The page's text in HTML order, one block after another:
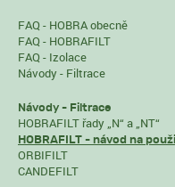
FAQ - HOBRA obecně
FAQ - HOBRAFILT
FAQ - Izolace
Návody - Filtrace
Návody - Filtrace
HOBRAFILT řady „N“ a „NT“
HOBRAFILT - návod na
ORBIFILT
CANDEFILT